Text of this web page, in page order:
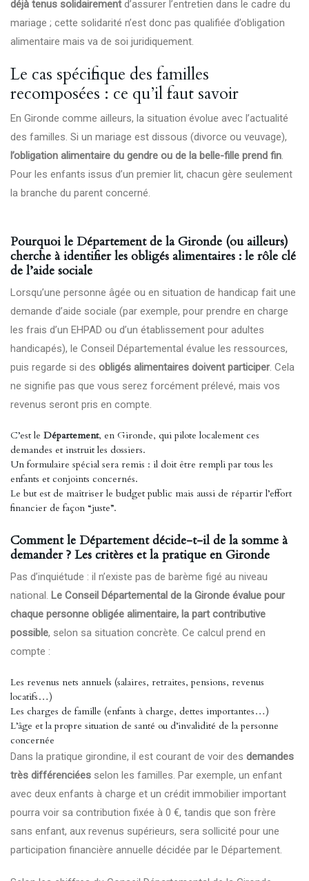
déjà tenus solidairementd’assurer l’entretien dans le cadre du
mariage ; cette solidarité n’est donc pas qualifiée d’obligation
alimentaire mais va de soi juridiquement.
Le cas spécifique des familles
recomposées : ce qu’il faut savoir
En Gironde comme ailleurs, la situation évolue avec l’actualité
des familles. Si un mariage est dissous (divorce ou veuvage),
l’obligation alimentaire du gendre ou de la belle-fille prend fin.
Pour les enfants issus d’un premier lit, chacun gère seulement
la branche du parent concerné.
Pourquoi le Département de la Gironde (ou ailleurs)
cherche à identifier les obligés alimentaires : le rôle clé
de l’aide sociale
Lorsqu’une personne âgée ou en situation de handicap fait une
demande d’aide sociale (par exemple, pour prendre en charge
les frais d’un EHPAD ou d’un établissement pour adultes
handicapés), le Conseil Départemental évalue les ressources,
puis regarde si des obligés alimentaires doivent participer. Cela
ne signifie pas que vous serez forcément prélevé, mais vos
revenus seront pris en compte.
C’est le Département, en Gironde, qui pilote localement ces
demandes et instruit les dossiers.
Un formulaire spécial sera remis : il doit être rempli par tous les
enfants et conjoints concernés.
Le but est de maîtriser le budget public mais aussi de répartir l’effort
financier de façon “juste”.
Comment le Département décide-t-il de la somme à
demander ? Les critères et la pratique en Gironde
Pas d’inquiétude : il n’existe pas de barème figé au niveau
national. Le Conseil Départemental de la Gironde évalue pour
chaque personne obligée alimentaire, la part contributive
possible, selon sa situation concrète. Ce calcul prend en
compte :
Les revenus nets annuels (salaires, retraites, pensions, revenus
locatifs…)
Les charges de famille (enfants à charge, dettes importantes…)
L’âge et la propre situation de santé ou d’invalidité de la personne
concernée
Dans la pratique girondine, il est courant de voir des demandes
très différenciées selon les familles. Par exemple, un enfant
avec deux enfants à charge et un crédit immobilier important
pourra voir sa contribution fixée à 0 €, tandis que son frère
sans enfant, aux revenus supérieurs, sera sollicité pour une
participation financière annuelle décidée par le Département.